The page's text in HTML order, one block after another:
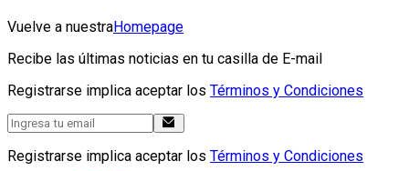
Vuelve a nuestraHomepage
Recibe las últimas noticias en tu casilla de E-mail
Registrarse implica aceptar los Términos y Condiciones
Registrarse implica aceptar los Términos y Condiciones